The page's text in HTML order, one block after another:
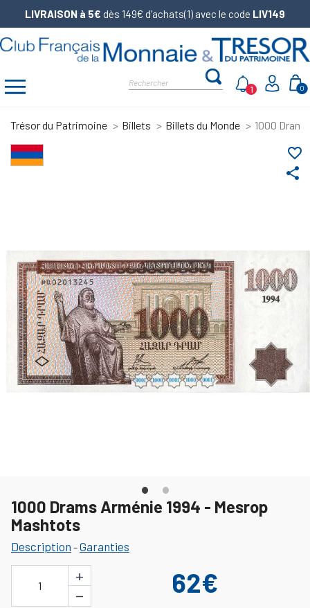
LIVRAISON à 5€ dès 149€ d’achats(1) avec le code LIV149
0
1
Trésor du Patrimoine Billets Billets du Monde 1000
share
favorite_border
1000 Drams Arménie 1994 - Mesrop
Mashtots
Description -Garanties
1
+
−
62€